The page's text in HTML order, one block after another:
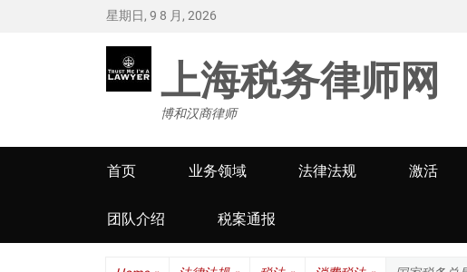
星期日, 9 8 月, 2026
上海税务律师网
博和汉商律师
Primary
menu
首页 业务领域 法律法规 激活
团队介绍 税案通报